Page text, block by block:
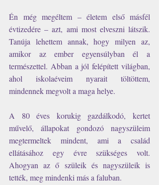
Én még megéltem – életem első másfél
évtizedére – azt, ami most elveszni látszik.
Tanúja lehettem annak, hogy milyen az,
amikor az ember egyensúlyban él a
természettel. Abban a jól felépített világban,
ahol iskolaéveim nyarait töltöttem,
mindennek megvolt a maga helye.
A 80 éves korukig gazdálkodó, kertet
művelő, állapokat gondozó nagyszüleim
megtermeltek mindent, ami a család
ellátásához egy évre szükséges volt.
Ahogyan az ő szüleik és nagyszüleik is
tették, meg mindenki más a faluban.